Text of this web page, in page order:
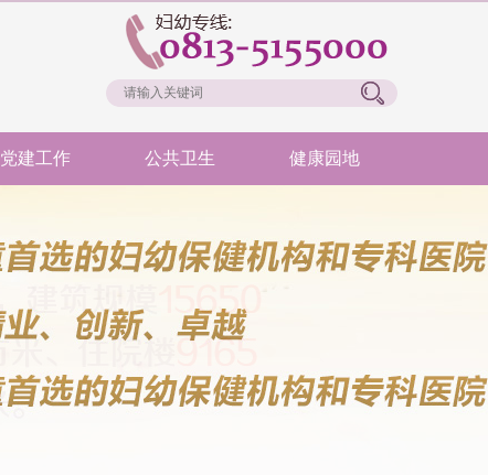
党建工作 公共卫生 健康园地